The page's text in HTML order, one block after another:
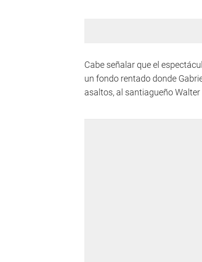
Cabe señalar que el
un fondo rentado donde
asaltos, al santiagueño Walter